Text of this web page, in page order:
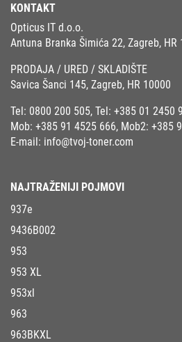
KONTAKT
Opticus IT d.o.o.
Antuna Branka Šimića 22, Zagreb, HR
PRODAJA / URED / SKLADIŠTE
Savica Šanci 145, Zagreb, HR 10000
Tel: 0800 200 505, Tel: +385 01 2450
Mob: +385 91 4525 666, Mob2: +385
E-mail: info@tvoj-toner.com
NAJTRAŽENIJI POJMOVI
937e
9436B002
953
953 XL
953xl
963
963BKXL